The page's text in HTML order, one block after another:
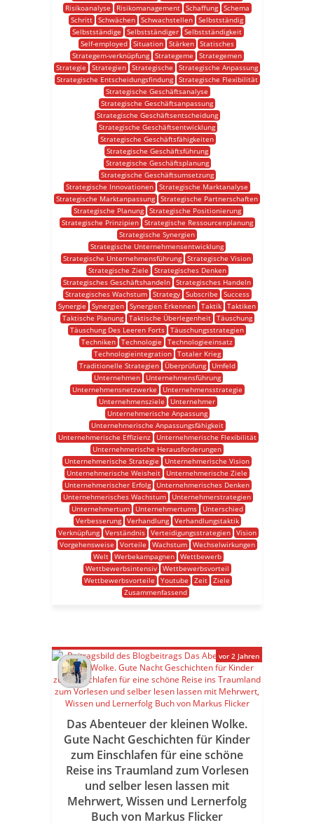
Risikoanalyse
Risikomanagement Schaffung
Schema
Schritt Schwächen Schwachstellen Selbstständig
Selbstständige
Selbstständiger Selbstständigkeit
Self-employed
Situation Stärken
Statisches
Strategem-verknüpfung Strategeme
Strategemen
Strategie
Strategien Strategische
Strategische Anpassung
Strategische Entscheidungsfindung
Strategische Flexibilität
Strategische Geschäftsanalyse
Strategische Geschäftsanpassung
Strategische Geschäftsentscheidung
Strategische Geschäftsentwicklung
Strategische Geschäftsfähigkeiten
Strategische Geschäftsführung
Strategische Geschäftsplanung
Strategische Geschäftsumsetzung
Strategische Innovationen Strategische Marktanalyse
Strategische Marktanpassung Strategische Partnerschaften
Strategische Planung
Strategische Positionierung
Strategische Prinzipien
Strategische Ressourcenplanung
Strategische Synergien
Strategische Unternehmensentwicklung
Strategische Unternehmensführung Strategische Vision
Strategische Ziele
Strategisches Denken
Strategisches Geschäftshandeln Strategisches Handeln
Strategisches Wachstum
Strategy Subscribe
Success
Synergie
Synergien Synergien Erkennen Taktik Taktiken
Taktische Planung
Taktische Überlegenheit
Täuschung
Täuschung Des Leeren Forts Täuschungsstrategien
Techniken Technologie
Technologieeinsatz
Technologieintegration
Totaler Krieg
Traditionelle Strategien
Überprüfung
Umfeld
Unternehmen
Unternehmensführung
Unternehmensnetzwerke
Unternehmensstrategie
Unternehmensziele
Unternehmer
Unternehmerische Anpassung
Unternehmerische Anpassungsfähigkeit
Unternehmerische Effizienz
Unternehmerische Flexibilität
Unternehmerische Herausforderungen
Unternehmerische Strategie
Unternehmerische Vision
Unternehmerische Weisheit
Unternehmerische Ziele
Unternehmerischer Erfolg
Unternehmerisches Denken
Unternehmerisches Wachstum
Unternehmerstrategien
Unternehmertum
Unternehmertums
Unterschied
Verbesserung
Verhandlung
Verhandlungstaktik
Verknüpfung
Verständnis Verteidigungsstrategien
Vision
Vorgehensweise
Vorteile Wachstum
Wechselwirkungen
Welt
Werbekampagnen
Wettbewerb
Wettbewerbsintensiv
Wettbewerbsvorteil
Wettbewerbsvorteile
Youtube Zeit Ziele
Zusammenfassend
Das Abenteuer der kleinen Wolke.
Gute Nacht Geschichten für Kinder
zum Einschlafen für eine schöne
Reise ins Traumland zum Vorlesen
und selber lesen lassen mit
Mehrwert, Wissen und Lernerfolg
Buch von Markus Flicker
vor 2 Jahren